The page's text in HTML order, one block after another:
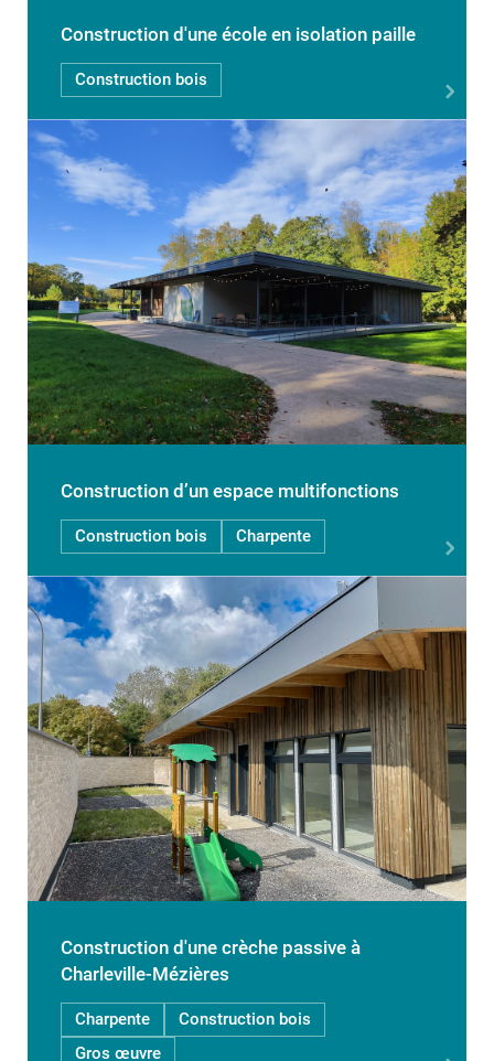
Construction d'une école en isolation paille
Construction bois
Construction d’un espace multifonctions
Construction bois Charpente
Construction d'une crèche passive à
Charleville-Mézières
Charpente
Construction bois
Gros œuvre